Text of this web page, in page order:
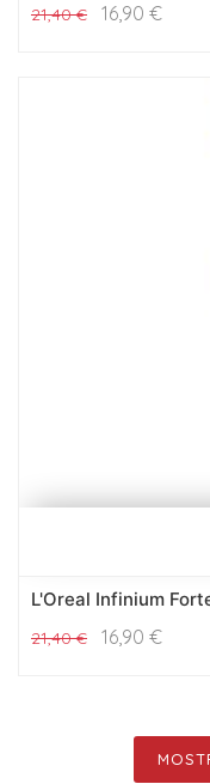
21,40€ 16,90 €
L'Oreal Infinium
21,40€ 16,90 €